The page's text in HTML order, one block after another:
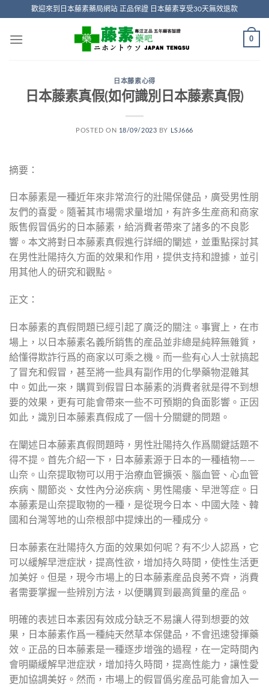
content
歡迎來到日本藤素藥局網站 正品保證 日本藤素享受30天無效退款
0
日本藤素心得
日本藤素真假(如何識別日本藤素真假)
POSTED ON 18/09/2023 BY LSJ666
摘要：
日本藤素是一種近年來非常流行的壯陽保健品，廣受男性朋
友們的喜愛。隨著其市場需求量增加，有許多生産商和商家
販售假冒僞劣的日本藤素，給消費者帶來了諸多的不良影
響。本文將對日本藤素真假進行詳細的闡述，並重點探討其
在男性壯陽持久方面的效果和作用，提供支持和證據，並引
用其他人的研究和觀點。
正文：
日本藤素的真假問題已經引起了廣泛的關注。事實上，在市
場上，以日本藤素名義所銷售的産品並非總是純粹無雜質，
給懂得欺詐行爲的商家以可乘之機。而一些有心人士就搞起
了冒充和假冒，甚至將一些具有副作用的化學藥物混雜其
中。如此一來，購買到假冒日本藤素的消費者就是得不到想
要的效果，更有可能會帶來一些不可預期的負面影響。正因
如此，識別日本藤素真假成了一個十分關鍵的問題。
在闡述日本藤素真假問題時，男性壯陽持久作爲關鍵話題不
得不提。首先介紹一下，日本藤素源于日本的一種植物——
山奈。山奈提取物可以用于治療血管擴張、腦血管、心血管
疾病、關節炎、女性內分泌疾病、男性陽痿、早泄等症。日
本藤素是山奈提取物的一種，是從現今日本、中國大陸、韓
國和台灣等地的山奈根部中提煉出的一種成分。
日本藤素在壯陽持久方面的效果如何呢？有不少人認爲，它
可以緩解早泄症狀，提高性欲，增加持久時間，使性生活更
加美好。但是，現今市場上的日本藤素産品良莠不齊，消費
者需要掌握一些辨別方法，以便購買到最高質量的産品。
明確的表述日本素因有效成分缺乏不易讓人得到想要的效
果，日本藤素作爲一種純天然草本保健品，不會迅速發揮藥
效。正品的日本藤素是一種逐步增強的過程，在一定時間內
會明顯緩解早泄症狀，增加持久時間，提高性能力，讓性愛
更加協調美好。然而，市場上的假冒僞劣産品可能會加入一